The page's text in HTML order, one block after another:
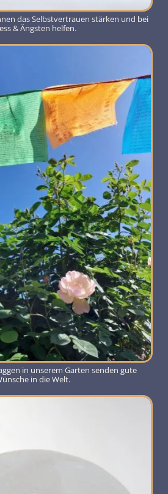
das Selbstvertrauen stärken und bei
& Ängsten helfen.
in unserem Garten senden gute
in die Welt.